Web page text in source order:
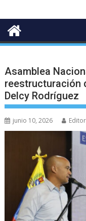
Asamblea
reestructuración
Delcy Rodríguez
junio 10, 2026 Editor